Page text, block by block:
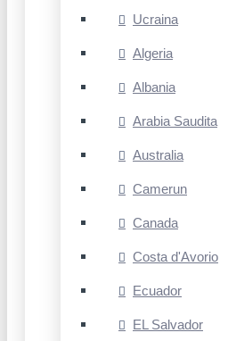
Ucraina
Algeria
Albania
Arabia Saudita
Australia
Camerun
Canada
Costa d'Avorio
Ecuador
EL Salvador